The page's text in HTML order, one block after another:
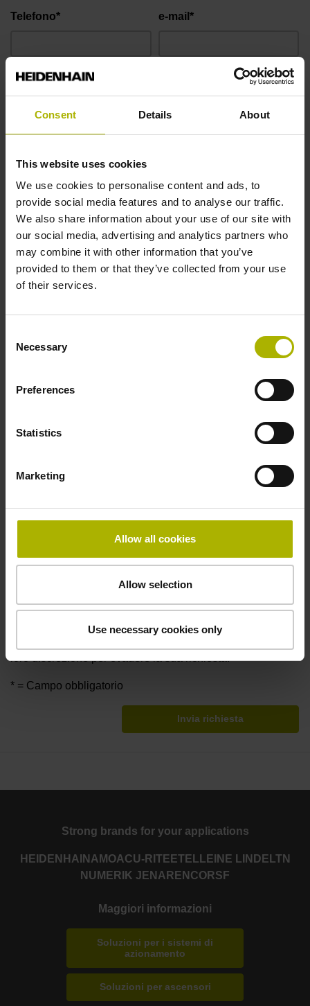
Consent Details About
This website uses cookies
We use cookies to personalise content and ads, to
provide social media features and to analyse our traffic.
We also share information about your use of our site with
our social media, advertising and analytics partners who
may combine it with other information that you’ve
provided to them or that they’ve collected from your use
of their services.
Selection
Necessary
Preferences
Statistics
Marketing
Allow all cookies
Allow selection
Use necessary cookies only
Telefono* e-mail*
Messaggio*
Confermo di aver letto e accettato le informazioni
Dichiaro di aver letto e di accettare quanto contenuto
www.heidenhain.it
Presto il consenso al trattamento dei miei dati per
newsletter, offerte commerciali e promozioni, inviti a
fiere ed eventi formativi organizzati da HEIDENHAIN
ITALIANA S.r.l
DR. JOHANNES HEIDENHAIN GmbH raccoglie, elabora
gestione della richiesta da lei inviata. I suoi dati potrebbero
essere trasmessi ai partner commerciali competenti di DR.
JOHANNES HEIDENHAIN GmbH (ad esempio filiali o
loro discrezione per evadere la sua richiesta.
* = Campo obbligatorio
Invia richiesta
Strong brands for your applications
HEIDENHAIN AMOACU-RITE ETEL LEINE LINDE LTN
NUMERIK JENA RENCORSF
Maggiori informazioni
Soluzioni per i sistemi di
azionamento
Soluzioni per ascensori